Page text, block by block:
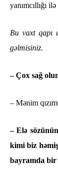
yanımcıllığı
Bu vaxt qapı
gəlmisiniz.
– Çox sağ
– Mənim
– Elə
kimi biz
bayramda bir